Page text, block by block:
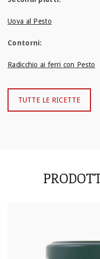
Uova al Pesto
Contorni:
Radicchio ai ferri con Pesto
TUTTE LE RICETTE